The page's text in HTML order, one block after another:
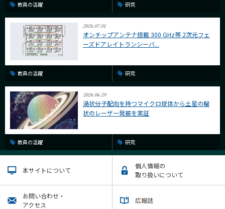
教員の活躍 研究
2026.07.01
オンチップアンテナ搭載 300 GHz帯 2次元フェ
ーズドアレイトランシーバ...
教員の活躍 研究
2026.06.29
渦状分子配向を持つマイクロ球体から土星の輪
状のレーザー発振を実証
教員の活躍 研究
本サイトについて
個人情報の
取り扱いについて
お問い合わせ・
アクセス
広報誌